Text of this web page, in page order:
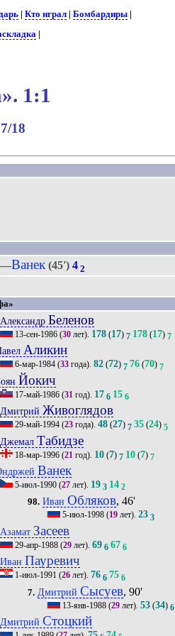
|Кто играл |Бомбардиры
|
1:1
18
Ванек (45')4 2
Александр Беленов
13-сен-1986 (30 лет). 178 (17) 7 178 (17) 7
Аликин
6-мар-1984 (33 года).82 (72) 7 76 (70) 7
Йокич
17-май-1986 (31 год). 17 6 15 6
Дмитрий Живоглядов
29-май-1994 (23 года).48 (27) 7 35 (24) 5
ДжемалТабидзе
18-мар-1996 (21 год). 10 (7) 7 10 (7) 7
Ванек
5-июл-1990 (27 лет). 19 3 14 2
98. ИванОбляков, 46'
5-июл-1998(19лет). 23 3
Азамат Засеев
29-апр-1988 (29 лет).69 6 67 6
Иван Пауревич
1-июл-1991 (26 лет).76 6 75 6
7. ДмитрийСысуев, 90'
13-янв-1988(29лет). 53(34) 6
ДмитрийСтоцкий